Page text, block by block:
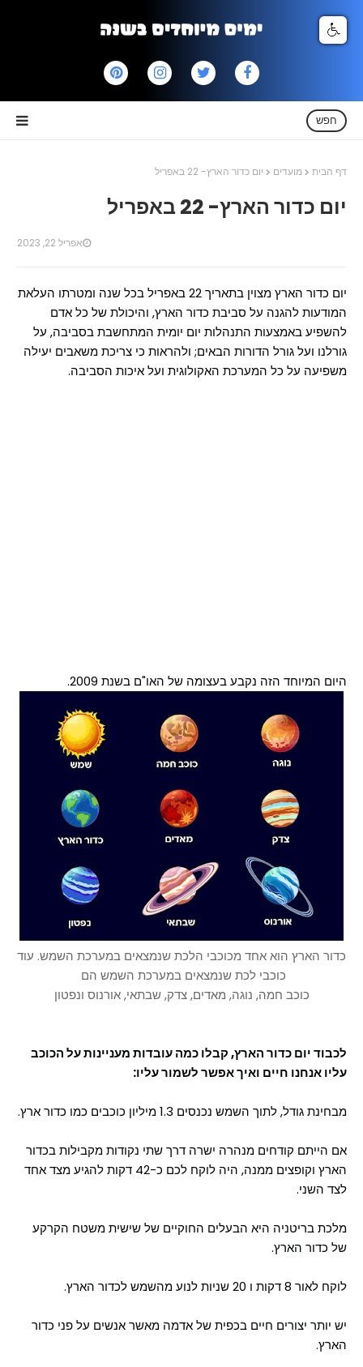
חפש
דף הבית מועדים יום כדור הארץ- 22 באפריל
יום כדור הארץ- 22 באפריל
אפריל 22, 2023
יום כדור הארץ מצוין בתאריך 22 באפריל בכל שנה ומטרתו העלאת
המודעות להגנה על סביבת כדור הארץ, והיכולת של כל אדם
להשפיע באמצעות התנהלות יום יומית המתחשבת בסביבה, על
גורלנו ועל גורל הדורות הבאים; ולהראות כי צריכת משאבים יעילה
משפיעה על כל המערכת האקולוגית ועל איכות הסביבה.
היום המיוחד הזה נקבע בעצומה של האו"ם בשנת 2009.
כדור הארץ הוא אחד מכוכבי הלכת שנמצאים במערכת השמש. עוד
כוכבי לכת שנמצאים במערכת השמש הם
כוכב חמה, נוגה, מאדים, צדק, שבתאי, אורנוס ונפטון
לכבוד יום כדור הארץ, קבלו כמה עובדות מעניינות על הכוכב
עליו אנחנו חיים ואיך אפשר לשמור עליו:
מבחינת גודל, לתוך השמש נכנסים 1.3 מיליון כוכבים כמו כדור ארץ.
אם הייתם קודחים מנהרה ישרה דרך שתי נקודות מקבילות בכדור
הארץ וקופצים ממנה, היה לוקח לכם כ-42 דקות להגיע מצד אחד
לצד השני.
מלכת בריטניה היא הבעלים החוקיים של שישית משטח הקרקע
של כדור הארץ.
לוקח לאור 8 דקות ו 20 שניות לנוע מהשמש לכדור הארץ.
יש יותר יצורים חיים בכפית של אדמה מאשר אנשים על פני כדור
הארץ.